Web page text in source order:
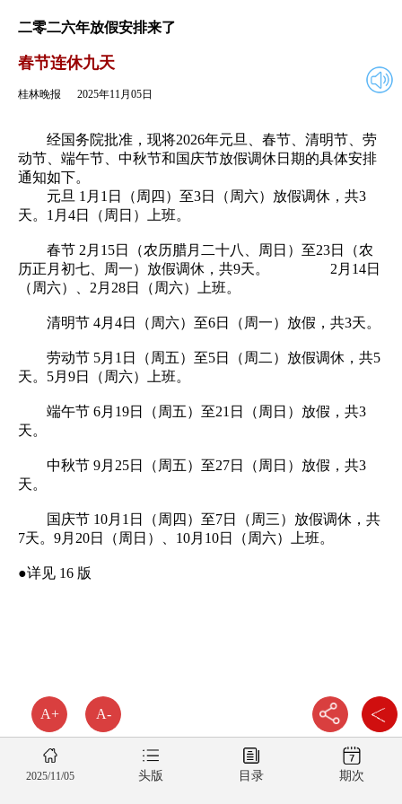
A+ A-
2025年11月05日
二零二六年放假安排来了
春节连休九天
桂林晚报 2025年11月05日
经国务院批准，现将2026年元旦、春节、清明节、劳
动节、端午节、中秋节和国庆节放假调休日期的具体安排
通知如下。
元旦 1月1日（周四）至3日（周六）放假调休，共3
天。1月4日（周日）上班。
春节 2月15日（农历腊月二十八、周日）至23日（农
历正月初七、周一）放假调休，共9天。 2月14日
（周六）、2月28日（周六）上班。
清明节 4月4日（周六）至6日（周一）放假，共3天。
劳动节 5月1日（周五）至5日（周二）放假调休，共5
天。5月9日（周六）上班。
端午节 6月19日（周五）至21日（周日）放假，共3
天。
中秋节 9月25日（周五）至27日（周日）放假，共3
天。
国庆节 10月1日（周四）至7日（周三）放假调休，共
7天。9月20日（周日）、10月10日（周六）上班。
●详见 16 版
2025/11/05 头版 目录 期次